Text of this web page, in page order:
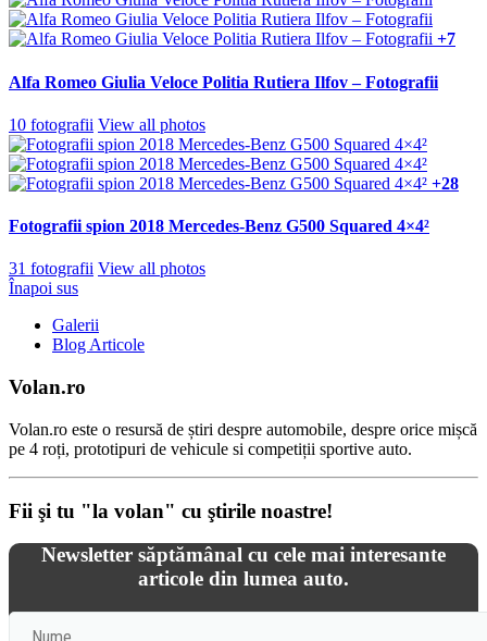
+7
Alfa Romeo Giulia Veloce Politia Rutiera Ilfov – Fotografii
10 fotografii View all photos
+28
Fotografii spion 2018 Mercedes-Benz G500 Squared 4×4²
31 fotografii View all photos
Înapoi sus
Galerii
Blog Articole
Volan.ro
Volan.ro este o resursă de știri despre automobile, despre orice mișcă
pe 4 roți, prototipuri de vehicule si competiții sportive auto.
Fii şi tu "la volan" cu ştirile noastre!
Newsletter săptămânal cu cele mai interesante
articole din lumea auto.